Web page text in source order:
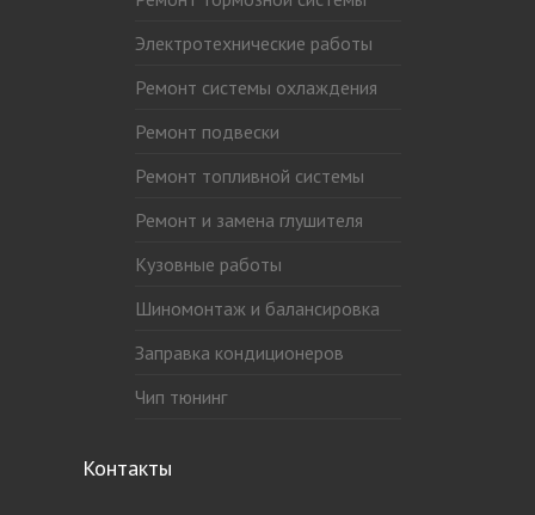
Электротехнические работы
Ремонт системы охлаждения
Ремонт подвески
Ремонт топливной системы
Ремонт и замена глушителя
Кузовные работы
Шиномонтаж и балансировка
Заправка кондиционеров
Чип тюнинг
Контакты